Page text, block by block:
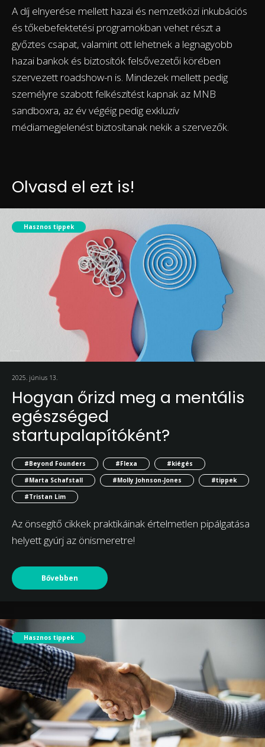
A díj elnyerése mellett hazai és nemzetközi inkubációs
és tőkebefektetési programokban vehet részt a
győztes csapat, valamint ott lehetnek a legnagyobb
hazai bankok és biztosítók felsővezetői körében
szervezett roadshow-n is. Mindezek mellett pedig
személyre szabott felkészítést kapnak az MNB
sandboxra, az év végéig pedig exkluzív
médiamegjelenést biztosítanak nekik a szervezők.
Olvasd el ezt is!
Hasznos tippek
2025. június 13.
Hogyan őrizd meg a mentális
egészséged
startupalapítóként?
#Beyond Founders #Flexa
#kiégés
#Marta Schafstall
#Molly Johnson-Jones
#tippek
#Tristan Lim
Az önsegítő cikkek praktikáinak értelmetlen pipálgatása
helyett gyúrj az önismeretre!
Bővebben
Hasznos tippek